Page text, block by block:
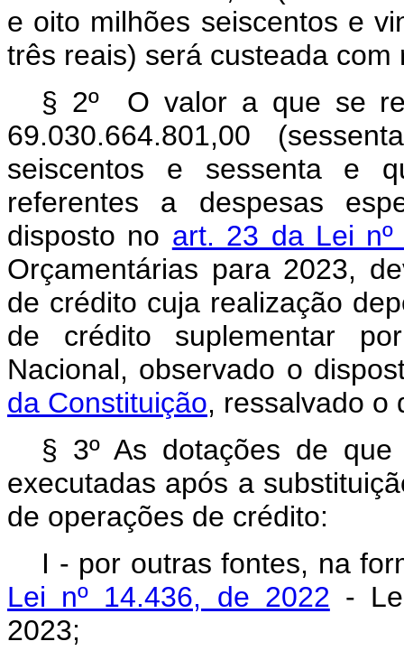
e oito milhões seiscentos e
três reais) será custeada
§ 2º O valor a que se
69.030.664.801,00
seiscentos e sessenta e
referentes a despesas
disposto no art. 23 da Lei
Orçamentárias para 2023,
de crédito cuja realização
de crédito suplementar
Nacional, observado o
da Constituição, ressalvado o
§ 3º As dotações de
executadas após a
de operações de crédito:
I - por outras fontes, na
Lei nº 14.436, de 2022 -
2023;